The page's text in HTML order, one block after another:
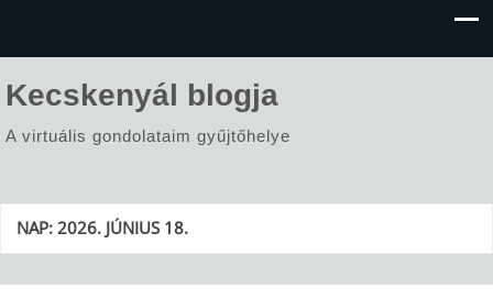
Kecskenyál blogja
A virtuális gondolataim gyűjtőhelye
NAP:2026. JÚNIUS 18.